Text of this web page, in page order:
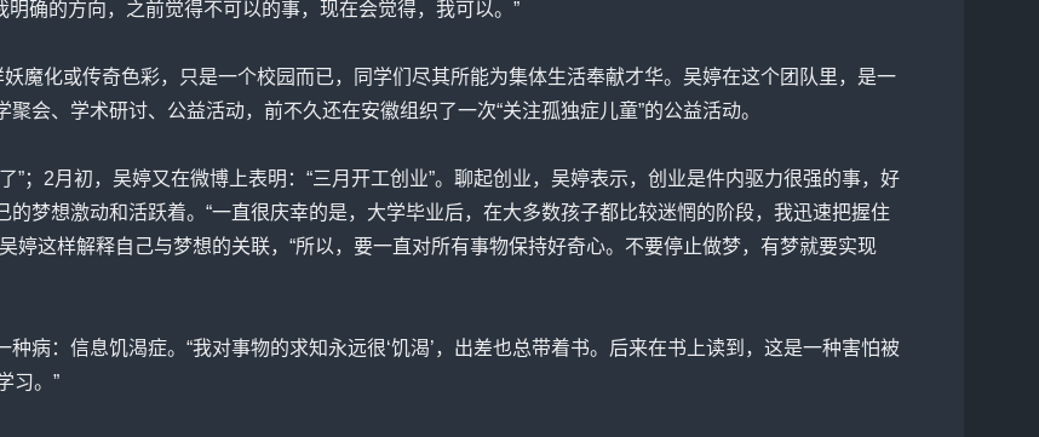
明确的方向，之前觉得不可以的事，现在会觉得，我可以。”
化或传奇色彩，只是一个校园而已，同学们尽其所能为集体生活奉献才华。吴婷在这个团队里，是一
会、学术研讨、公益活动，前不久还在安徽组织了一次“关注孤独症儿童”的公益活动。
2月初，吴婷又在微博上表明：“三月开工创业”。聊起创业，吴婷表示，创业是件内驱力很强的事，好
梦想激动和活跃着。“一直很庆幸的是，大学毕业后，在大多数孩子都比较迷惘的阶段，我迅速把握住
婷这样解释自己与梦想的关联，“所以，要一直对所有事物保持好奇心。不要停止做梦，有梦就要实现
：信息饥渴症。“我对事物的求知永远很‘饥渴’，出差也总带着书。后来在书上读到，这是一种害怕被
习。”